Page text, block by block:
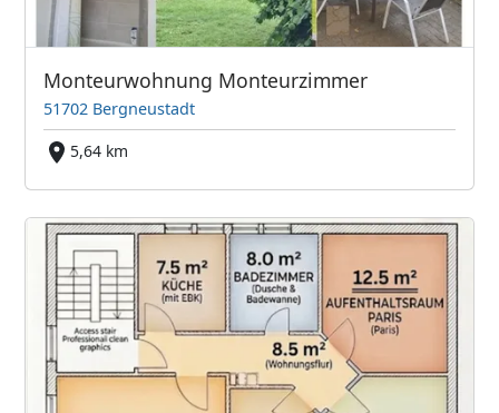
Monteurwohnung Monteurzimmer
51702 Bergneustadt
5,64 km